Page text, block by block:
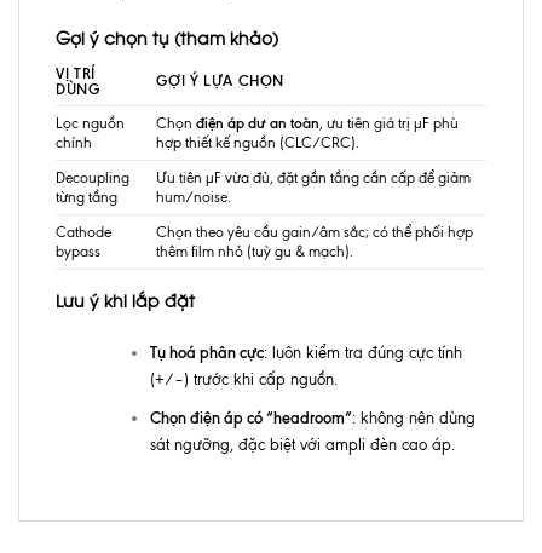
Gợi ý chọn tụ (tham khảo)
VỊ TRÍ
DÙNG
GỢI Ý LỰA CHỌN
Lọc nguồn
chính
Chọnđiện áp dư an toàn, ưu tiên giá trị µF phù
hợp thiết kế nguồn (CLC/CRC).
Decoupling
từng tầng
Ưu tiên µF vừa đủ, đặt gần tầng cần cấp để giảm
hum/noise.
Cathode
bypass
Chọn theo yêu cầu gain/âm sắc; có thể phối hợp
thêm film nhỏ (tuỳ gu & mạch).
Lưu ý khi lắp đặt
Tụ hoá phân cực: luôn kiểm tra đúng cực tính
(+/–) trước khi cấp nguồn.
Chọn điện áp có “headroom”: không nên dùng
sát ngưỡng, đặc biệt với ampli đèn cao áp.